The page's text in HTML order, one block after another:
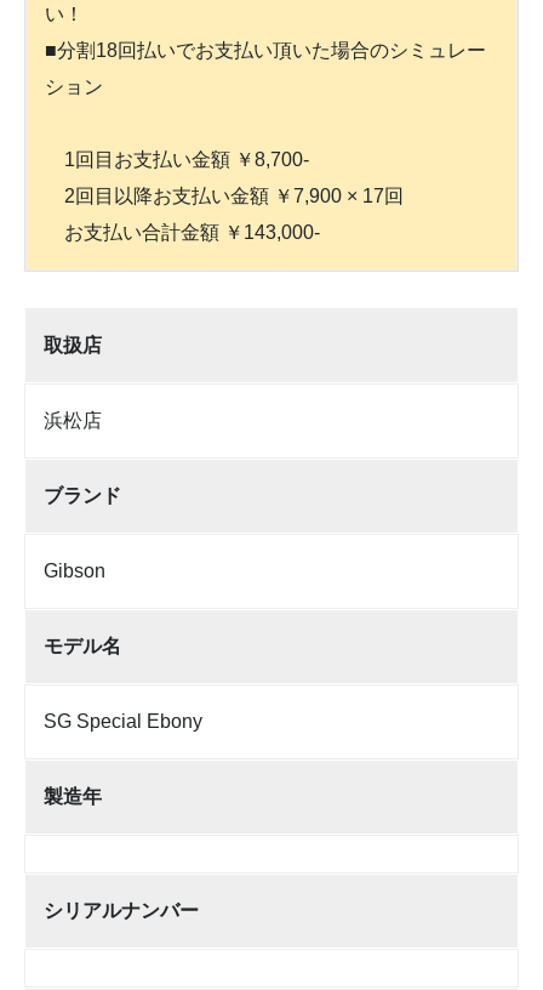
い！
■分割18回払いでお支払い頂いた場合のシミュレー
ション
1回目お支払い金額 ￥8,700-
2回目以降お支払い金額 ￥7,900 × 17回
お支払い合計金額 ￥143,000-
取扱店
浜松店
ブランド
Gibson
モデル名
SG Special Ebony
製造年
シリアルナンバー